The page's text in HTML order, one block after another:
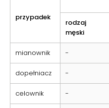
przypadek
rodzaj
męski
mianownik -
dopełniacz -
celownik -